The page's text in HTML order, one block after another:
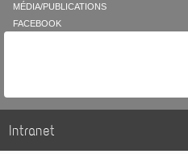
MÉDIA/PUBLICATIONS
FACEBOOK
Intranet